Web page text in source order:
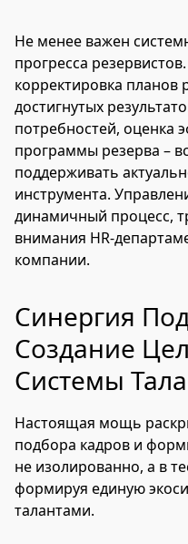
Не менее важен
прогресса
корректировка планов
достигнутых
потребностей, оценка
программы резерва –
поддерживать
инструмента.
динамичный процесс,
внимания HR-
компании.
Синергия
Создание
Системы
Настоящая мощь
подбора кадров и
не изолированно, а в
формируя единую
талантами.